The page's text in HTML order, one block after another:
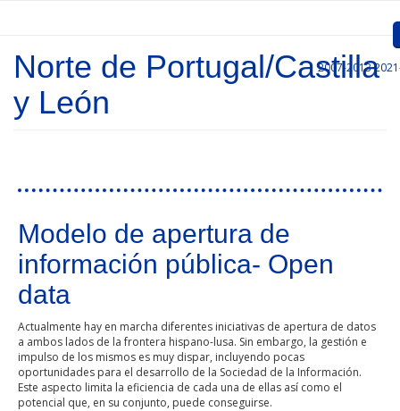
Inicio
Proyectos Aprobados
Comunicación
Documentos
Gestión de Proyectos
Enlaces
2007-2013
Norte de Portugal/Castilla
y León
Modelo de apertura de
información pública- Open
data
Actualmente hay en marcha diferentes iniciativas de apertura de datos
a ambos lados de la frontera hispano-lusa. Sin embargo, la gestión e
impulso de los mismos es muy dispar, incluyendo pocas
oportunidades para el desarrollo de la Sociedad de la Información.
Este aspecto limita la eficiencia de cada una de ellas así como el
potencial que, en su conjunto, puede conseguirse.